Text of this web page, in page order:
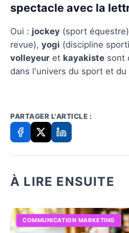
spectacle avec la
Oui : jockey (sport
revue), yogi (discipline
volleyeur et kayakiste sont
dans l'univers du sport et
PARTAGER L'ARTICLE :
À LIRE ENSUITE
COMMUNICATION MARKETING